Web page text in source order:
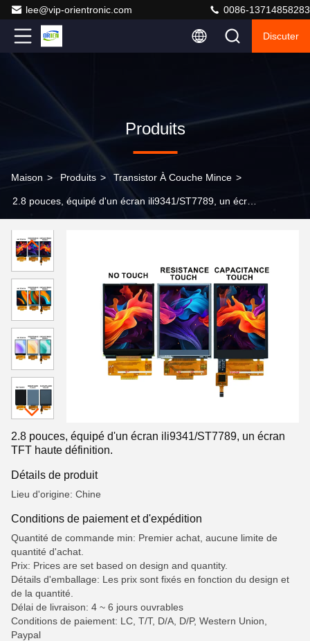
lee@vip-orientronic.com 0086-13714858283
Discuter
Produits
Maison > Produits > Transistor À Couche Mince >
2.8 pouces, équipé d'un écran ili9341/ST7789, un écran
2.8 pouces, équipé d'un écran ili9341/ST7789, un écran
TFT haute définition.
Détails de produit
Lieu d'origine: Chine
Conditions de paiement et d'expédition
Quantité de commande min: Premier achat, aucune limite de
quantité d'achat.
Prix: Prices are set based on design and quantity.
Détails d'emballage: Les prix sont fixés en fonction du design et
de la quantité.
Délai de livraison: 4 ~ 6 jours ouvrables
Conditions de paiement: LC, T/T, D/A, D/P, Western Union,
Paypal